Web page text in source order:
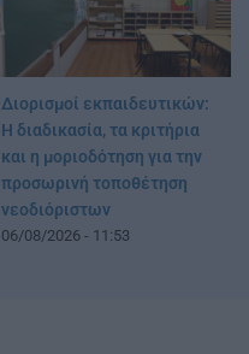
Διορισμοί εκπαιδευτικών:
Η διαδικασία, τα κριτήρια
και η μοριοδότηση για την
προσωρινή τοποθέτηση
νεοδιόριστων
06/08/2026 - 11:53